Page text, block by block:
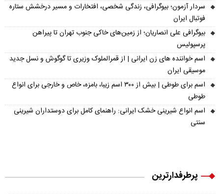
سردار آزمون؛ بیوگرافی، زندگی شخصی، افتخارات و مسیر درخشش ستاره
فوتبال ایران
بیوگرافی علی انصاریان؛ از زمین‌های خاکی جنوب تهران تا پیراهن
پرسپولیس
اسم خواننده های زن ایرانی | از قمرالملوک وزیری تا گوگوش و نسل جدید
موسیقی ایران
اسم برای طوطی | بیش از ۳۰۰ اسم زیبا، بامزه، خاص و خارجی برای انواع
طوطی
اسم انواع شیرینی خشک ایرانی: راهنمای کامل برای دوستداران شیرینی
سنتی
پرطرفدارترین